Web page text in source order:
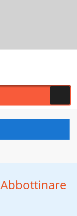
Abbottinare